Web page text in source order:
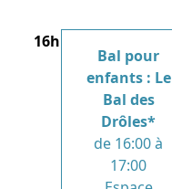
16h
Bal pour
enfants : Le
Bal des
Drôles*
de 16:00 à
17:00